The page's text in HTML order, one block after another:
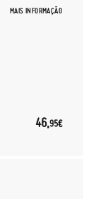
MAIS INFORMAÇÃO
46,95€